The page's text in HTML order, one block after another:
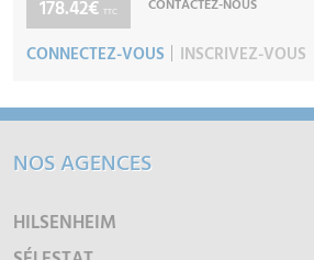
178.42€ TTC CONTACTEZ-NOUS
CONNECTEZ-VOUS INSCRIVEZ-VOUS
NOS AGENCES
HILSENHEIM